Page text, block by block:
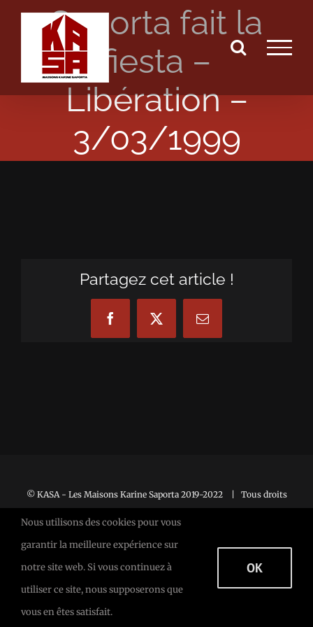
Passer
Saporta fait la
fiesta –
Libération –
3/03/1999
Partagez cet article !
FacebookX Email
© KASA - Les Maisons Karine Saporta 2019-2022 | Tous droits
réservés |
Nous utilisons des cookies pour vous
garantir la meilleure expérience sur
notre site web. Si vous continuez à
utiliser ce site, nous supposerons que
vous en êtes satisfait.
OK